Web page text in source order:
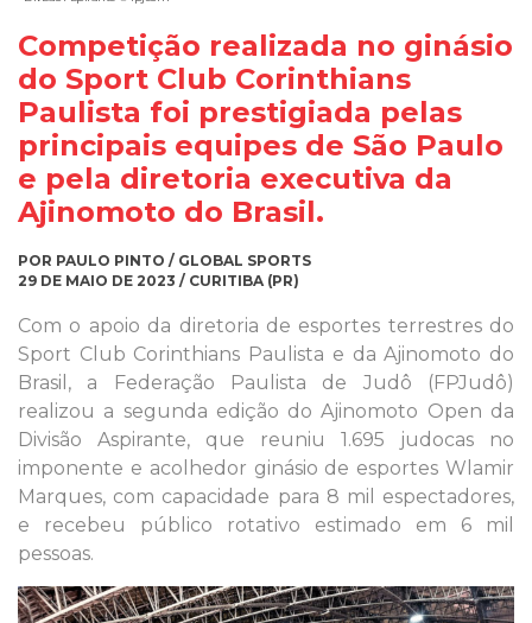
Competição realizada no ginásio
do Sport Club Corinthians
Paulista foi prestigiada pelas
principais equipes de São Paulo
e pela diretoria executiva da
Ajinomoto do Brasil.
POR PAULO PINTO / GLOBAL SPORTS
29 DE MAIO DE 2023 / CURITIBA (PR)
Com o apoio da diretoria de esportes terrestres do
Sport Club Corinthians Paulista e da Ajinomoto do
Brasil, a Federação Paulista de Judô (FPJudô)
realizou a segunda edição do Ajinomoto Open da
Divisão Aspirante, que reuniu 1.695 judocas no
imponente e acolhedor ginásio de esportes Wlamir
Marques, com capacidade para 8 mil espectadores,
e recebeu público rotativo estimado em 6 mil
pessoas.